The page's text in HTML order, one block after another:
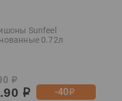
Sunfeel
0.72л
р
р -40р